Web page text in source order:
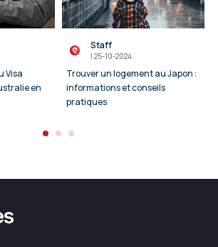
Visa
en
Staff
I25-10-2024
Trouver un logement au Japon :
informations et conseils
pratiques